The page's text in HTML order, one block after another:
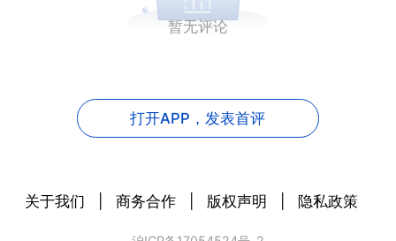
暂无评论
打开APP， 发表首评
关于我们 商务合作 版权声明 隐私政策